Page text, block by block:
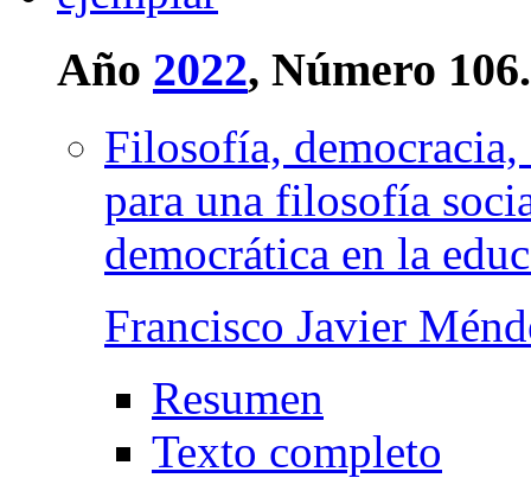
Año 2022, Número
Filosofía,
para una filosofía
democrática en la
Francisco Javier
Resumen
Texto completo